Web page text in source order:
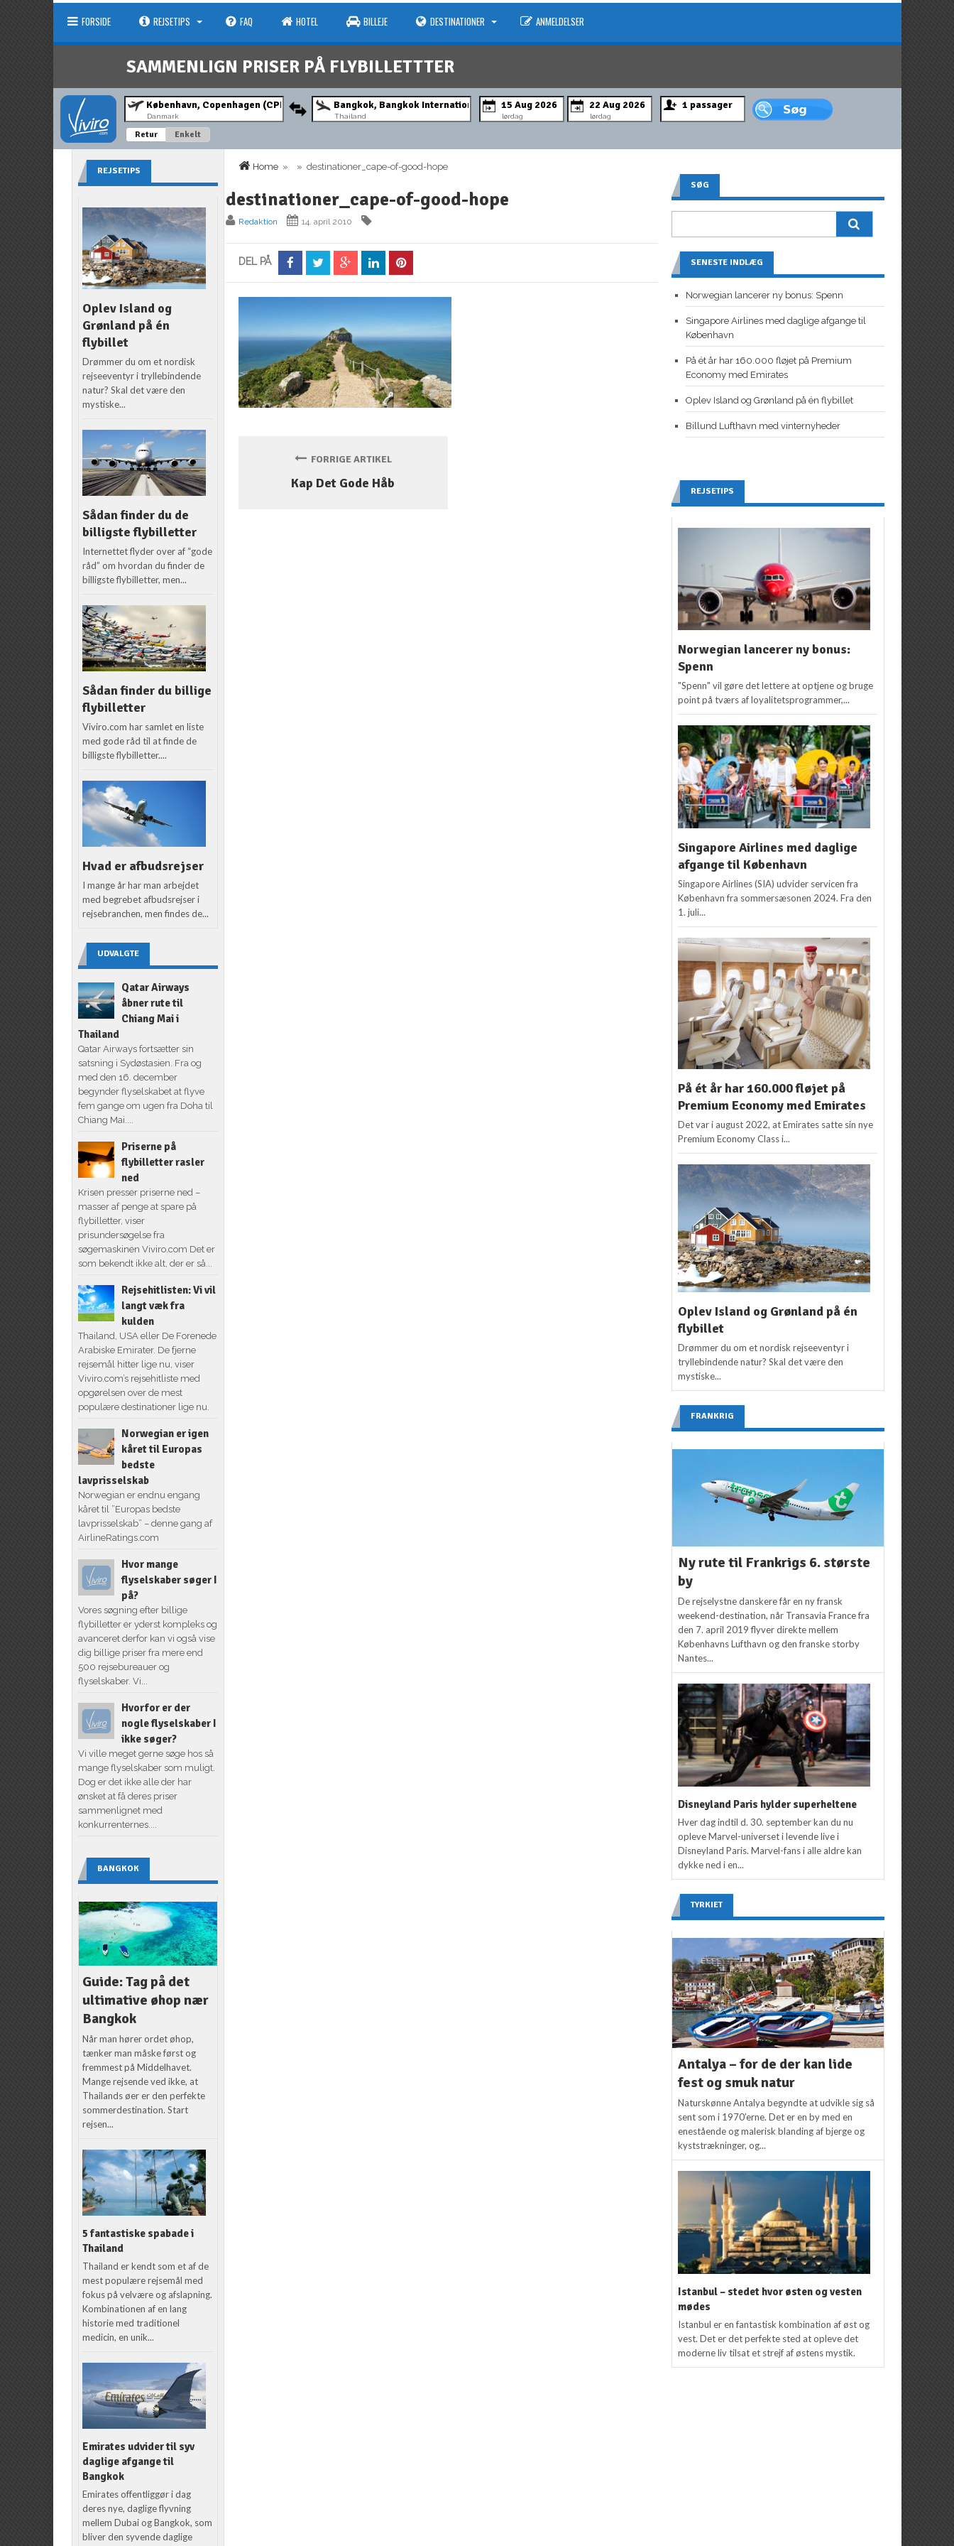
FORSIDE REJSETIPS FAQ HOTEL BILLEJE DESTINATIONER ANMELDELSER
SAMMENLIGN PRISER PÅ FLYBILLETTTER
Danmark Thailand lørdag lørdag
Retur Enkelt
Home » » destinationer_cape-of-good-hope
destinationer_cape-of-good-hope
Redaktion 14. april 2010
DEL PÅ
FORRIGE ARTIKEL
Kap Det Gode Håb
REJSETIPS
Oplev Island og
Grønland på én
flybillet
Drømmer du om et nordisk
rejseeventyr i tryllebindende
natur? Skal det være den
mystiske...
Sådan finder du de
billigste flybilletter
Internettet flyder over af “gode
råd” om hvordan du finder de
billigste flybilletter, men...
Sådan finder du billige
flybilletter
Viviro.com har samlet en liste
med gode råd til at finde de
billigste flybilletter....
Hvad er afbudsrejser
I mange år har man arbejdet
med begrebet afbudsrejser i
rejsebranchen, men findes de...
UDVALGTE
Qatar Airways
åbner rute til
Chiang Mai i
Thailand
Qatar Airways fortsætter sin
satsning i Sydøstasien. Fra og
med den 16. december
begynder flyselskabet at flyve
fem gange om ugen fra Doha til
Chiang Mai....
Priserne på
flybilletter rasler
ned
Krisen presser priserne ned –
masser af penge at spare på
flybilletter, viser
prisundersøgelse fra
søgemaskinen Viviro.com Det er
som bekendt ikke alt, der er så...
Rejsehitlisten: Vi vil
langt væk fra
kulden
Thailand, USA eller De Forenede
Arabiske Emirater. De fjerne
rejsemål hitter lige nu, viser
Viviro.com’s rejsehitliste med
opgørelsen over de mest
populære destinationer lige nu.
Norwegian er igen
kåret til Europas
bedste
lavprisselskab
Norwegian er endnu engang
kåret til ”Europas bedste
lavprisselskab” – denne gang af
AirlineRatings.com
Hvor mange
flyselskaber søger I
på?
Vores søgning efter billige
flybilletter er yderst kompleks og
avanceret derfor kan vi også vise
dig billige priser fra mere end
500 rejsebureauer og
flyselskaber. Vi...
Hvorfor er der
nogle flyselskaber I
ikke søger?
Vi ville meget gerne søge hos så
mange flyselskaber som muligt.
Dog er det ikke alle der har
ønsket at få deres priser
sammenlignet med
konkurrenternes....
BANGKOK
Guide: Tag på det
ultimative øhop nær
Bangkok
Når man hører ordet øhop,
tænker man måske først og
fremmest på Middelhavet.
Mange rejsende ved ikke, at
Thailands øer er den perfekte
sommerdestination. Start
rejsen...
5 fantastiske spabade i
Thailand
Thailand er kendt som et af de
mest populære rejsemål med
fokus på velvære og afslapning.
Kombinationen af en lang
historie med traditionel
medicin, en unik...
Emirates udvider til syv
daglige afgange til
Bangkok
Emirates offentliggør i dag
deres nye, daglige flyvning
mellem Dubai og Bangkok, som
bliver den syvende daglige
SØG
SENESTE INDLÆG
Norwegian lancerer ny bonus: Spenn
Singapore Airlines med daglige afgange til
København
På ét år har 160.000 fløjet på Premium
Economy med Emirates
Oplev Island og Grønland på én flybillet
Billund Lufthavn med vinternyheder
REJSETIPS
Norwegian lancerer ny bonus:
Spenn
"Spenn" vil gøre det lettere at optjene og bruge
point på tværs af loyalitetsprogrammer,...
Singapore Airlines med daglige
afgange til København
Singapore Airlines (SIA) udvider servicen fra
København fra sommersæsonen 2024. Fra den
1. juli...
På ét år har 160.000 fløjet på
Premium Economy med Emirates
Det var i august 2022, at Emirates satte sin nye
Premium Economy Class i...
Oplev Island og Grønland på én
flybillet
Drømmer du om et nordisk rejseeventyr i
tryllebindende natur? Skal det være den
mystiske...
FRANKRIG
Ny rute til Frankrigs 6. største
by
De rejselystne danskere får en ny fransk
weekend-destination, når Transavia France fra
den 7. april 2019 flyver direkte mellem
Københavns Lufthavn og den franske storby
Nantes...
Disneyland Paris hylder superheltene
Hver dag indtil d. 30. september kan du nu
opleve Marvel-universet i levende live i
Disneyland Paris. Marvel-fans i alle aldre kan
dykke ned i en...
TYRKIET
Antalya – for de der kan lide
fest og smuk natur
Naturskønne Antalya begyndte at udvikle sig så
sent som i 1970’erne. Det er en by med en
enestående og malerisk blanding af bjerge og
kyststrækninger, og...
Istanbul – stedet hvor østen og vesten
mødes
Istanbul er en fantastisk kombination af øst og
vest. Det er det perfekte sted at opleve det
moderne liv tilsat et strejf af østens mystik.